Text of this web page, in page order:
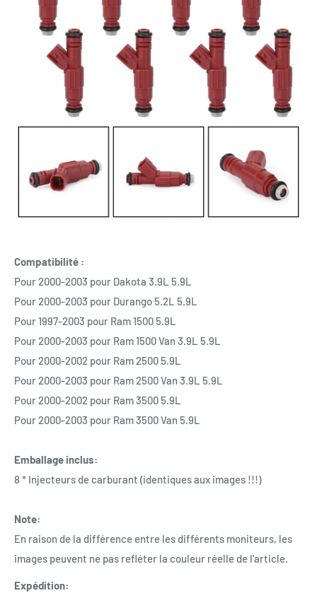
Compatibilité :
Pour 2000-2003 pour Dakota 3.9L 5.9L
Pour 2000-2003 pour Durango 5.2L 5.9L
Pour 1997-2003 pour Ram 1500 5.9L
Pour 2000-2003 pour Ram 1500 Van 3.9L 5.9L
Pour 2000-2002 pour Ram 2500 5.9L
Pour 2000-2003 pour Ram 2500 Van 3.9L 5.9L
Pour 2000-2002 pour Ram 3500 5.9L
Pour 2000-2003 pour Ram 3500 Van 5.9L
Emballage inclus:
8 * Injecteurs de carburant (identiques aux images !!!)
Note:
En raison de la différence entre les différents moniteurs, les
images peuvent ne pas refléter la couleur réelle de l'article.
Expédition: